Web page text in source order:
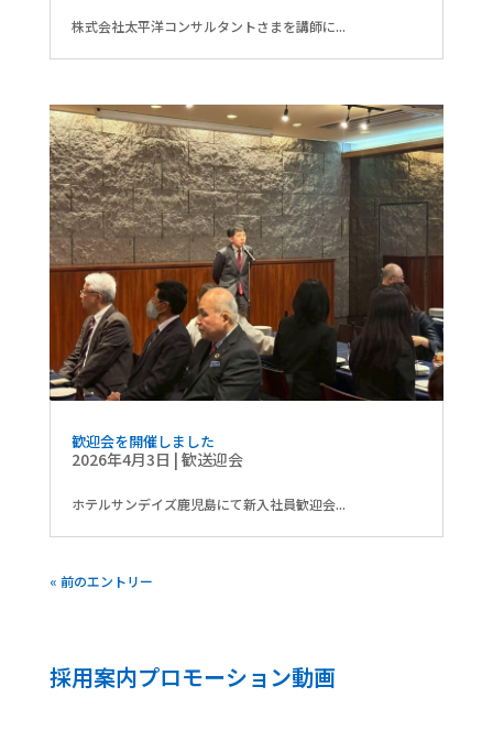
株式会社太平洋コンサルタントさまを講師に...
歓迎会を開催しました
2026年4月3日 | 歓送迎会
ホテルサンデイズ鹿児島にて新入社員歓迎会...
« 前のエントリー
採用案内プロモーション動画